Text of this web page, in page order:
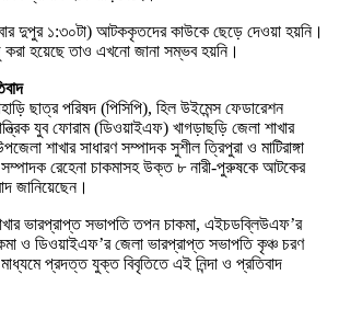
দুপুর ১:৩০টা) আটককৃতদের কাউকে ছেড়ে দেওয়া হয়নি।
করা হয়েছে তাও এখনো জানা সম্ভব হয়নি।
ছাত্র পরিষদ (পিসিপি), হিল উইমেন্স ফেডারেশন
যুব ফোরাম (ডিওয়াইএফ) খাগড়াছড়ি জেলা শাখার
শাখার সাধারণ সম্পাদক সুশীল ত্রিপুরা ও মাটিরাঙ্গা
সম্পাদক রেহেনা চাকমাসহ উক্ত ৮ নারী-পুরুষকে আটকের
জানিয়েছেন।
ভারপ্রাপ্ত সভাপতি তপন চাকমা, এইচডব্লিউএফ’র
ও ডিওয়াইএফ’র জেলা ভারপ্রাপ্ত সভাপতি কৃঞ্চ চরণ
প্রদত্ত যুক্ত বিবৃতিতে এই নিন্দা ও প্রতিবাদ